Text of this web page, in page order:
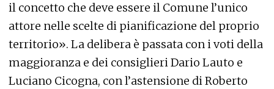
il concetto che deve essere il Comune l’unico
attore nelle scelte di pianificazione del proprio
territorio». La delibera è passata con i voti della
maggioranza e dei consiglieri Dario Lauto e
Luciano Cicogna, con l’astensione di Roberto